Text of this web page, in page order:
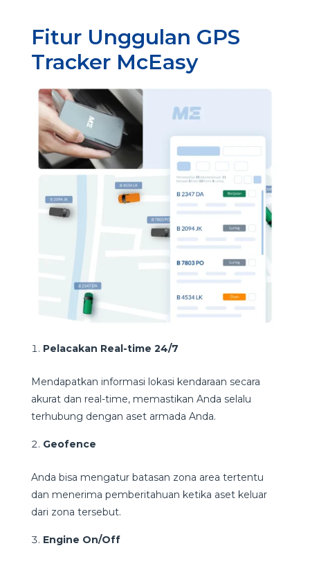
Fitur Unggulan GPS
Tracker McEasy
Pelacakan Real-time 24/7
Mendapatkan informasi lokasi kendaraan secara
akurat dan real-time, memastikan Anda selalu
terhubung dengan aset armada Anda.
Geofence
Anda bisa mengatur batasan zona area tertentu
dan menerima pemberitahuan ketika aset keluar
dari zona tersebut.
Engine On/Off